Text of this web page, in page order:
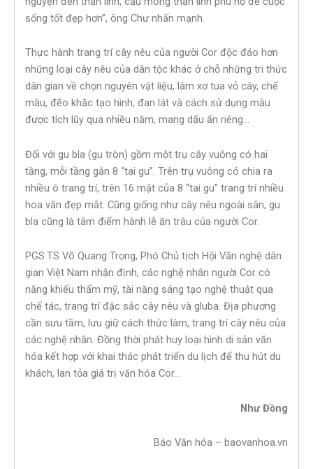
sống tốt đẹp hơn”, ông Chư nhấn mạnh.
Thực hành trang trí cây nêu của người Cor độc đáo hơn
những loại cây nêu của dân tộc khác ở chỗ những tri thức
dân gian về chọn nguyên vật liệu, làm xơ tua vỏ cây, chế
màu, đẽo khắc tạo hình, đan lát và cách sử dụng màu
được tích lũy qua nhiều năm, mang dấu ấn riêng…
Đối với gu bla (gu tròn) gồm một trụ cây vuông có hai
tầng, mỗi tầng gắn 8 “tai gu”. Trên trụ vuông có chia ra
nhiều ô trang trí, trên 16 mặt của 8 “tai gu” trang trí nhiều
hoa văn đẹp mắt. Cũng giống như cây nêu ngoài sân, gu
bla cũng là tâm điểm hành lễ ăn trâu của người Cor.
PGS.TS Võ Quang Trọng, Phó Chủ tịch Hội Văn nghệ dân
gian Việt Nam nhận định, các nghệ nhân người Cor có
năng khiếu thẩm mỹ, tài năng sáng tạo nghệ thuật qua
chế tác, trang trí đặc sắc cây nêu và gluba. Địa phương
cần sưu tầm, lưu giữ cách thức làm, trang trí cây nêu của
các nghệ nhân. Đồng thời phát huy loại hình di sản văn
hóa kết hợp với khai thác phát triển du lịch để thu hút du
khách, lan tỏa giá trị văn hóa Cor…
Như Đồng
Báo Văn hóa – baovanhoa.vn